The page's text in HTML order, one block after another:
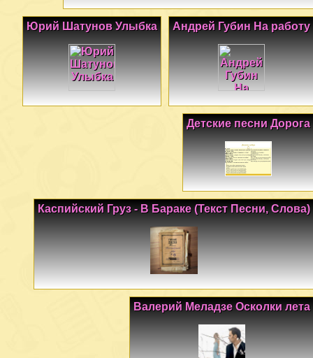
Андрей Губин На работу
Юрий Шатунов Улыбка
Детские песни Дорога
Каспийский Груз - В Бараке (Текст Песни, Слова)
Валерий Меладзе Осколки лета